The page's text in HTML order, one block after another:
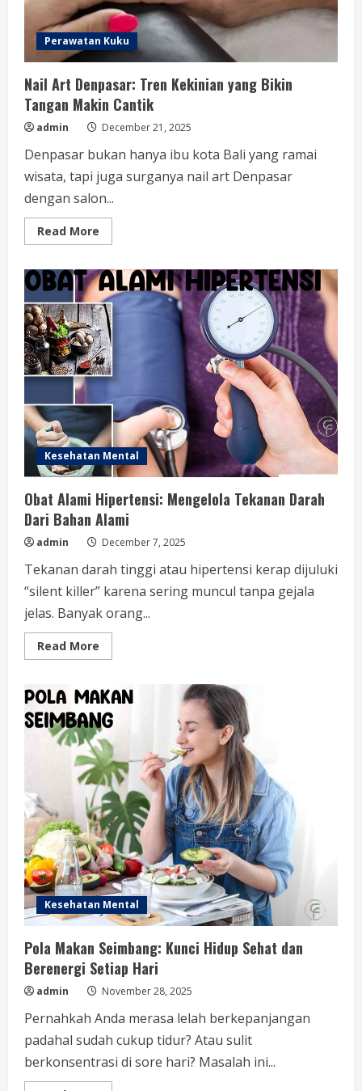
Perawatan Kuku
Nail Art Denpasar: Tren Kekinian yang Bikin
Tangan Makin Cantik
admin December 21, 2025
Denpasar bukan hanya ibu kota Bali yang ramai
wisata, tapi juga surganya nail art Denpasar
dengan salon...
Read More
more
Art
Denpasar:
Tren
Kekinian
yang
Bikin
Tangan
Makin
Cantik
Kesehatan Mental
Obat Alami Hipertensi: Mengelola Tekanan Darah
Dari Bahan Alami
admin December 7, 2025
Tekanan darah tinggi atau hipertensi kerap dijuluki
“silent killer” karena sering muncul tanpa gejala
jelas. Banyak orang...
Read More
more
Alami
Hipertensi:
Mengelola
Tekanan
Darah
Dari
Bahan
Alami
Kesehatan Mental
Pola Makan Seimbang: Kunci Hidup Sehat dan
Berenergi Setiap Hari
admin November 28, 2025
Pernahkah Anda merasa lelah berkepanjangan
padahal sudah cukup tidur? Atau sulit
berkonsentrasi di sore hari? Masalah ini...